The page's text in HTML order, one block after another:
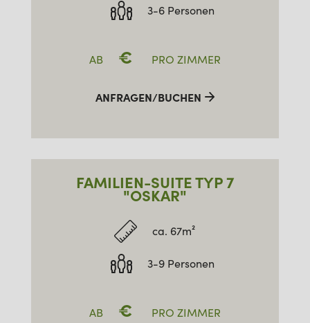
3-6 Personen
AB € PRO ZIMMER
ANFRAGEN/BUCHEN
FAMILIEN-SUITE TYP 7
"OSKAR"
ca. 67m²
3-9 Personen
AB € PRO ZIMMER